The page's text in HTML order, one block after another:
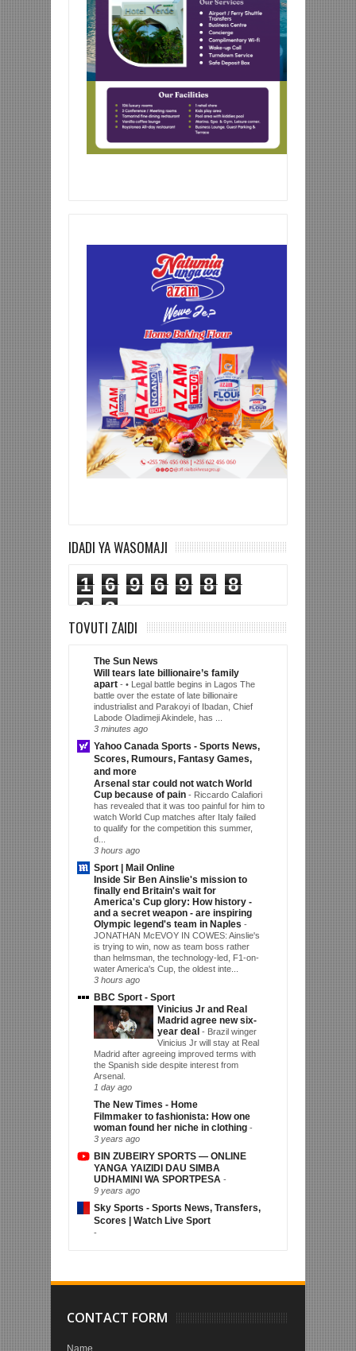
IDADI YA WASOMAJI
1 6 9 6 9 8
8
6
3
TOVUTI ZAIDI
The Sun News
Will tears late billionaire’s family
apart - • Legal battle begins in Lagos The
battle over the estate of late billionaire
industrialist and Parakoyi of Ibadan, Chief
Labode Oladimeji Akindele, has ...
3 minutes ago
Yahoo Canada Sports - Sports News,
Scores, Rumours, Fantasy Games,
and more
Arsenal star could not watch World
Cup because of pain - Riccardo Calafiori
has revealed that it was too painful for him to
watch World Cup matches after Italy failed
to qualify for the competition this summer,
d...
3 hours ago
Sport | Mail Online
Inside Sir Ben Ainslie's mission to
finally end Britain's wait for
America's Cup glory: How history -
and a secret weapon - are inspiring
Olympic legend's team in Naples -
JONATHAN McEVOY IN COWES: Ainslie's
is trying to win, now as team boss rather
than helmsman, the technology-led, F1-on-
water America's Cup, the oldest inte...
3 hours ago
BBC Sport - Sport
Vinicius Jr and Real
Madrid agree new six-
year deal - Brazil winger
Vinicius Jr will stay at Real
Madrid after agreeing improved terms with
the Spanish side despite interest from
Arsenal.
1 day ago
The New Times - Home
Filmmaker to fashionista: How one
woman found her niche in clothing -
3 years ago
BIN ZUBEIRY SPORTS — ONLINE
YANGA YAIZIDI DAU SIMBA
UDHAMINI WA SPORTPESA -
9 years ago
Sky Sports - Sports News, Transfers,
Scores | Watch Live Sport
-
CONTACT FORM
Name